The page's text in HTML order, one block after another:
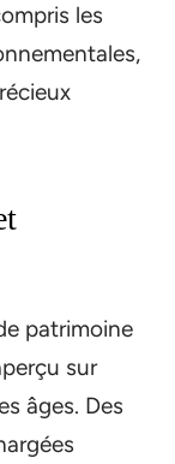
les
patrimoine
sur
âges. Des